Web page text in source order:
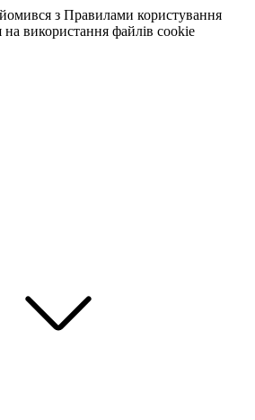
з Правилами користування
на використання файлів cookie